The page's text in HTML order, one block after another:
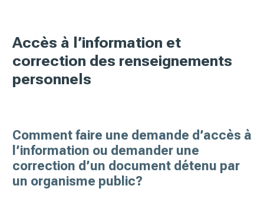
Accès à l’information et
correction des renseignements
personnels
Comment faire une demande d’accès à
l’information ou demander une
correction d’un document détenu par
un organisme public?